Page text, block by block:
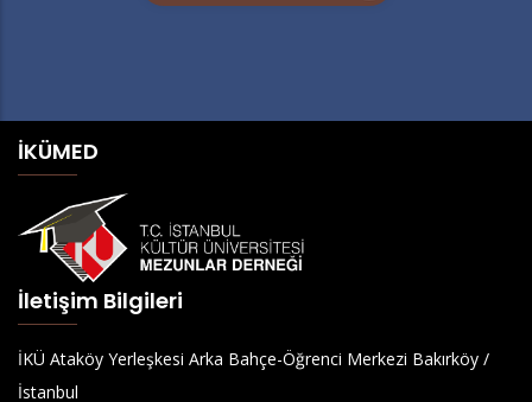
İKÜMED
İletişim Bilgileri
İKÜ Ataköy Yerleşkesi Arka Bahçe-Öğrenci Merkezi Bakırköy /
İstanbul